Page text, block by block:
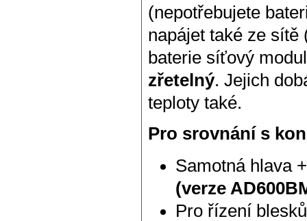
(nepotřebujete
napájet také ze
baterie síťový
zřetelný. Jejich
teploty také.
Pro srovnání s
Samotná hlava
(verze
Pro řízení